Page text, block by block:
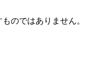
のではありません。